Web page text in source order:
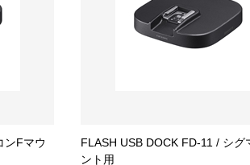
ンFマウ
FLASH USB DOCK FD-11 / シグ
ント用